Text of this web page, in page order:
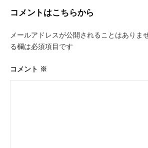
ゲ
シ
ョ
ン
コメントはこちらから
メールアドレスが公開されることはありませ
る欄は必須項目です
コメント ※